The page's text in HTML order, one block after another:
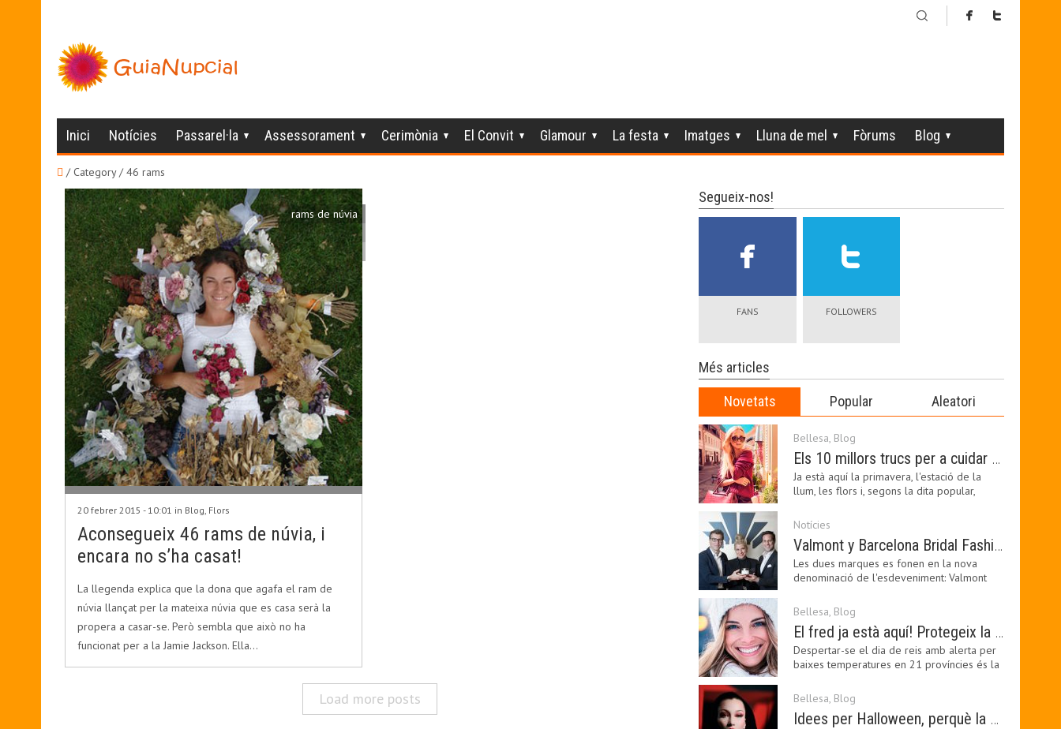
Inici Notícies Passarel·la Assessorament Cerimònia El Convit Glamour La festa Imatges Lluna de mel Fòrums Blog
/ Category / 46 rams
rams de núvia
20 febrer 2015 - 10:01 in Blog Flors
Aconsegueix 46 rams de núvia, i
encara no s’ha casat!
La llegenda explica que la dona que agafa el ram de
núvia llançat per la mateixa núvia que es casa serà la
propera a casar-se. Però sembla que això no ha
funcionat per a la Jamie Jackson. Ella…
Load more posts
Segueix-nos!
FANS FOLLOWERS
Més articles
Novetats Popular Aleatori
Bellesa, Blog
Els 10 millors trucs per a cuidar de la pell a la primavera
Ja està aquí la primavera, l'estació de la
llum, les flors i, segons la dita popular,
Notícies
Valmont y Barcelona Bridal Fashion Week s’uneixen per donar impuls a la creativitat, la innovació i el disseny de la moda nupcial
Les dues marques es fonen en la nova
denominació de l'esdeveniment: Valmont
Bellesa, Blog
El fred ja està aquí! Protegeix la teva pell amb els nostres consells i propostes
Despertar-se el dia de reis amb alerta per
baixes temperatures en 21 províncies és la
Bellesa, Blog
Idees per Halloween, perquè la bellesa pot ser terrorífica